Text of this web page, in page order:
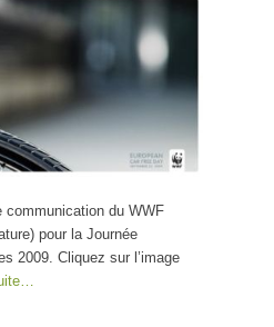
communication du WWF
pour la Journée
2009. Cliquez sur l’image